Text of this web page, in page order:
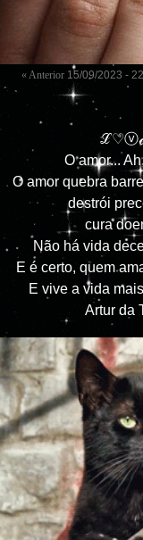
« Anterior 15/09/2023 -
O amor...
O amor quebra
destrói
cura
Não há vida
E é certo, quem
E vive a vida
Artur da